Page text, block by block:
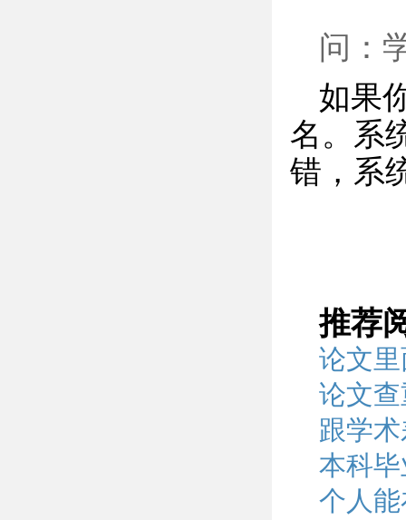
问：
如果
名。系
错，系
推荐
论文
论文
跟学
本科
个人